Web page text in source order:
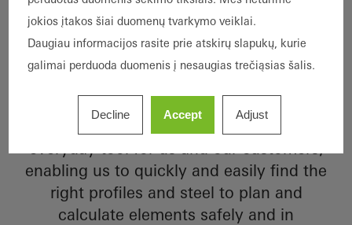
"Schüco PolyPlan is an indispensable
enabling us to quickly and easily find the
right profiles and steel to plan and
calculate elements safely and in
jokios įtakos šiai duomenų tvarkymo veiklai.
Daugiau informacijos rasite prie atskirų slapukų, kurie
galimai perduoda duomenis į nesaugias trečiąsias šalis.
Decline Accept Adjust